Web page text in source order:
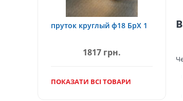
пруток круглый ф18 БрХ 1
1817 грн.
ПОКАЗАТИ ВСІ ТОВАРИ